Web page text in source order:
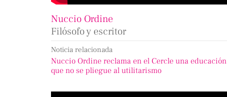
Nuccio Ordine
Filósofo y escritor
Noticia relacionada
Nuccio Ordine reclama en el Cercle una educación
que no se pliegue al utilitarismo